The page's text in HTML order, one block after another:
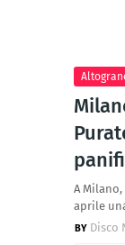
A
aprile
Disco